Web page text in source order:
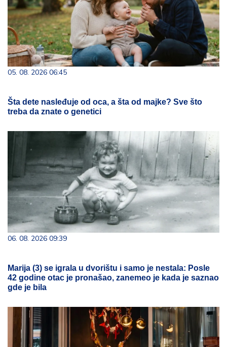
05. 08. 2026 06:45
Šta dete nasleđuje od oca, a šta od majke? Sve što
treba da znate o genetici
06. 08. 2026 09:39
Marija (3) se igrala u dvorištu i samo je nestala: Posle
42 godine otac je pronašao, zanemeo je kada je saznao
gde je bila